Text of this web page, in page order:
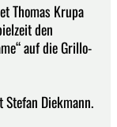
Thomas Krupa
den
auf die Grillo-
Diekmann.